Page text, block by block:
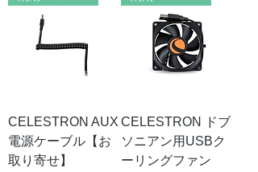
CELESTRON AUX
電源ケーブル【お
取り寄せ】
CELESTRON ドブ
ソニアン用USBク
ーリングファン